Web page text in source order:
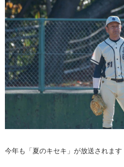
今年も「夏のキセキ」が放送されます